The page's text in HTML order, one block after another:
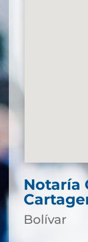
Notaría
Bolívar